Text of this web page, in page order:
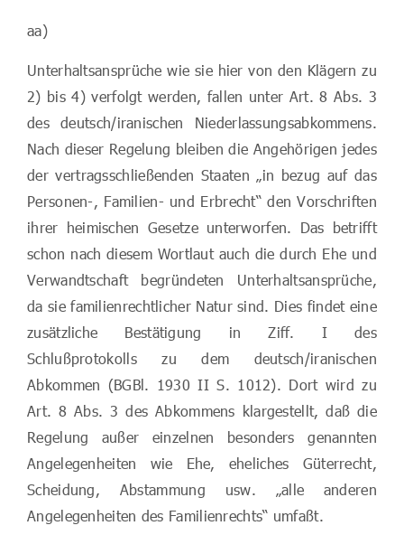
aa)
Unterhaltsansprüche wie sie hier von den Klägern zu
2) bis 4) verfolgt werden, fallen unter Art. 8 Abs. 3
des deutsch/iranischen Niederlassungsabkommens.
Nach dieser Regelung bleiben die Angehörigen jedes
der vertragsschließenden Staaten „in bezug auf das
Personen-, Familien- und Erbrecht“ den Vorschriften
ihrer heimischen Gesetze unterworfen. Das betrifft
schon nach diesem Wortlaut auch die durch Ehe und
Verwandtschaft begründeten Unterhaltsansprüche,
da sie familienrechtlicher Natur sind. Dies findet eine
zusätzliche Bestätigung in Ziff. I des
Schlußprotokolls zu dem deutsch/iranischen
Abkommen (BGBl. 1930 II S. 1012). Dort wird zu
Art. 8 Abs. 3 des Abkommens klargestellt, daß die
Regelung außer einzelnen besonders genannten
Angelegenheiten wie Ehe, eheliches Güterrecht,
Scheidung, Abstammung usw. „alle anderen
Angelegenheiten des Familienrechts“ umfaßt.